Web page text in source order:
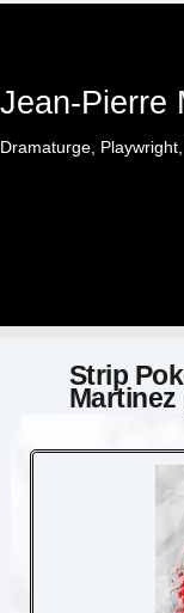
Skip
Jean-Pierre
Dramaturge,
Strip